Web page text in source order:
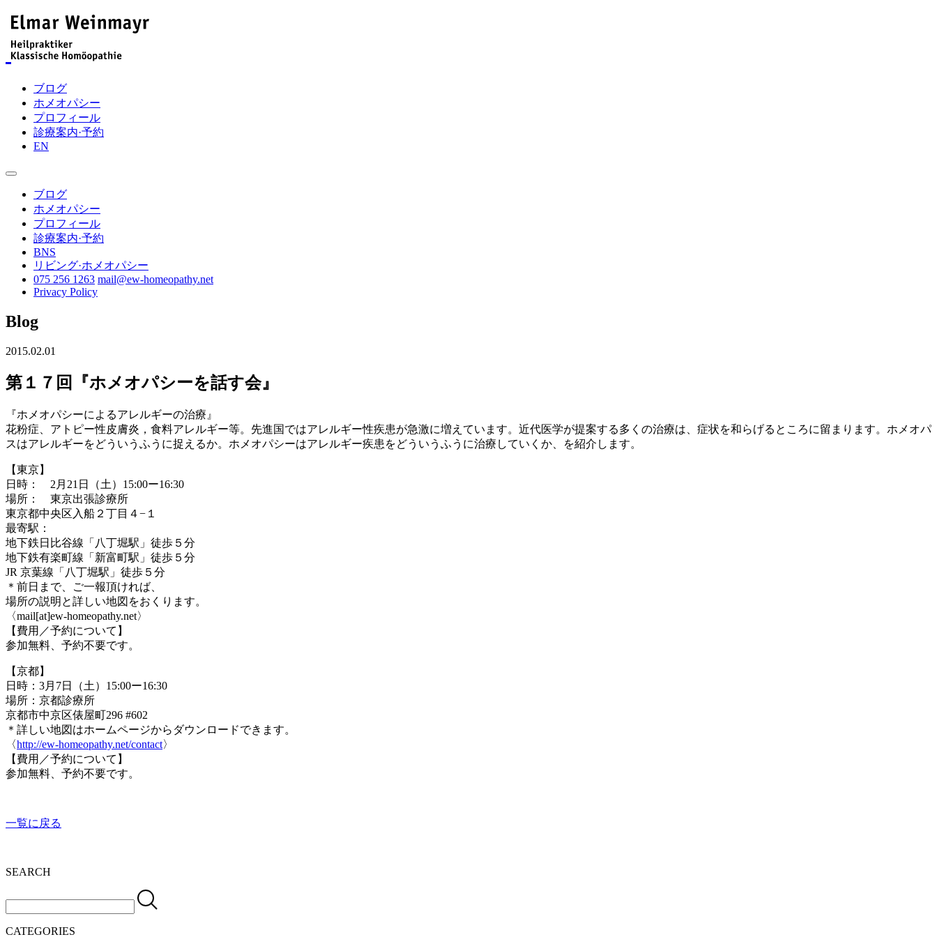
ブログ
ホメオパシー
プロフィール
診療案内·予約
EN
ブログ
ホメオパシー
プロフィール
診療案内·予約
BNS
リビング·ホメオパシー
075 256 1263 mail@ew-homeopathy.net
Privacy Policy
Blog
2015.02.01
第１７回『ホメオパシーを話す会』
『ホメオパシーによるアレルギーの治療』
花粉症、アトピー性皮膚炎，食料アレルギー等。先進国ではアレルギー性疾患が急激に増えています。近代医学が提案する多くの治療は、症状を和らげるところに留まります。ホメオパ
スはアレルギーをどういうふうに捉えるか。ホメオパシーはアレルギー疾患をどういうふうに治療していくか、を紹介します。
【東京】
日時： 2月21日（土）15:00ー16:30
場所： 東京出張診療所
東京都中央区入船２丁目４−１
最寄駅：
地下鉄日比谷線「八丁堀駅」徒歩５分
地下鉄有楽町線「新富町駅」徒歩５分
JR 京葉線「八丁堀駅」徒歩５分
＊前日まで、ご一報頂ければ、
場所の説明と詳しい地図をおくります。
〈mail[at]ew-homeopathy.net〉
【費用／予約について】
参加無料、予約不要です。
【京都】
日時：3月7日（土）15:00ー16:30
場所：京都診療所
京都市中京区俵屋町296 #602
＊詳しい地図はホームページからダウンロードできます。
〈http://ew-homeopathy.net/contact〉
【費用／予約について】
参加無料、予約不要です。
一覧に戻る
SEARCH
CATEGORIES